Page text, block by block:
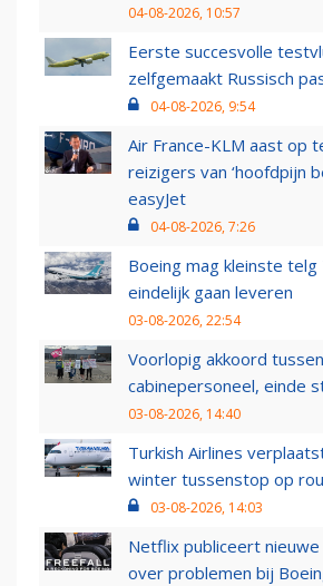
04-08-2026, 10:57
Eerste succesvolle
zelfgemaakt Russisch
04-08-2026, 9:54
Air France-KLM aast op
reizigers van ‘hoofdpijn
easyJet
04-08-2026, 7:26
Boeing mag kleinste telg
eindelijk gaan leveren
03-08-2026, 22:54
Voorlopig akkoord
cabinepersoneel, einde
03-08-2026, 14:40
Turkish Airlines
winter tussenstop op
03-08-2026, 14:03
Netflix publiceert
over problemen bij